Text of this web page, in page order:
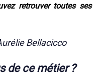
retrouver toutes ses
Bellacicco
de ce métier ?